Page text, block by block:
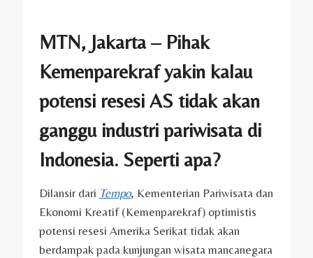
MTN, Jakarta – Pihak
Kemenparekraf yakin kalau
potensi resesi AS tidak akan
ganggu industri pariwisata di
Indonesia. Seperti apa?
Dilansir dari Tempo, Kementerian Pariwisata dan
Ekonomi Kreatif (Kemenparekraf) optimistis
potensi resesi Amerika Serikat tidak akan
berdampak pada kunjungan wisata mancanegara